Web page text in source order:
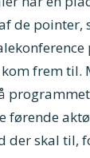
de pointer,
frem til.
førende
der skal til,